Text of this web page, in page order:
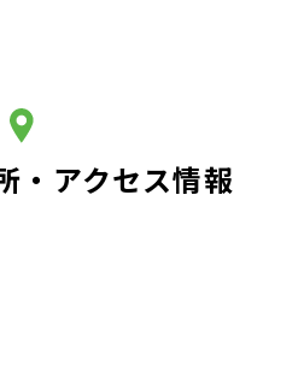
・アクセス情報